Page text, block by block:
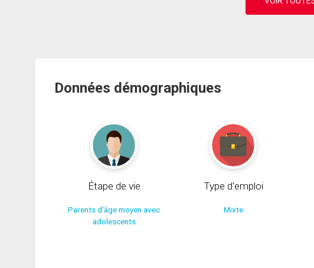
Données démographiques
Étape de vie
Parents d'âge moyen avec
adolescents
Type d'emploi
Mixte